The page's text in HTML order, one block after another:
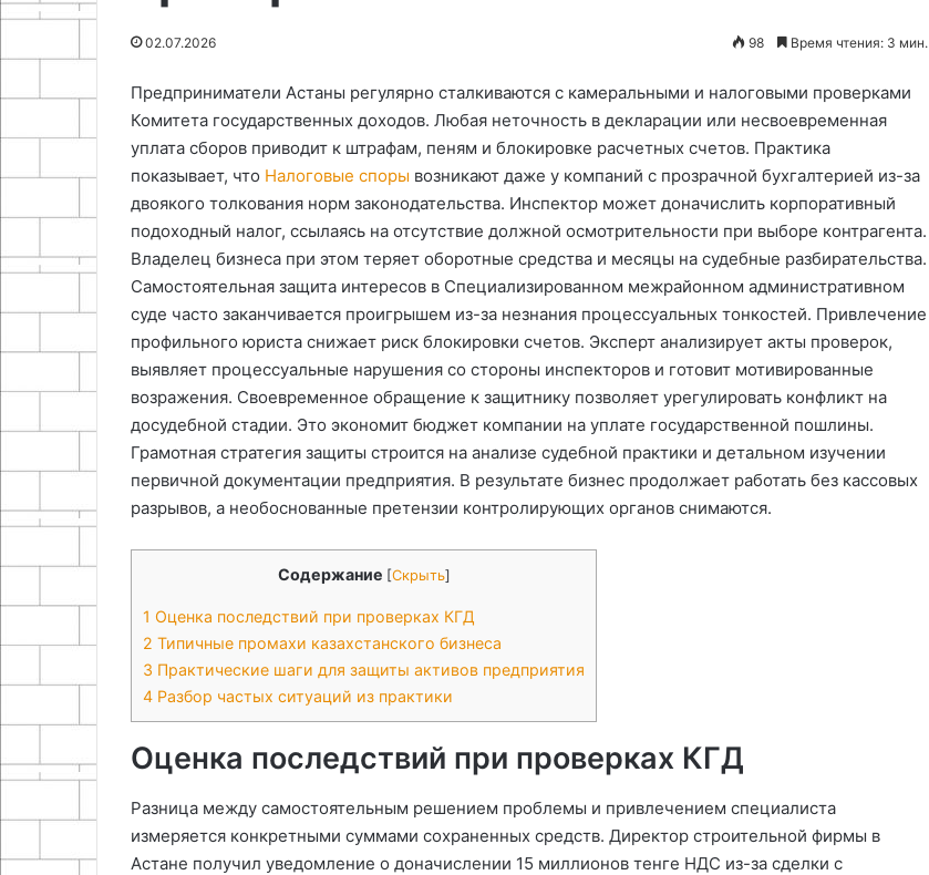
02.07.2026 98 Время чтения: 3 мин.
Предприниматели Астаны регулярно сталкиваются с камеральными и налоговыми проверками
Комитета государственных доходов. Любая неточность в декларации или несвоевременная
уплата сборов приводит к штрафам, пеням и блокировке расчетных счетов. Практика
показывает, что Налоговые споры возникают даже у компаний с прозрачной бухгалтерией из-за
двоякого толкования норм законодательства. Инспектор может доначислить корпоративный
подоходный налог, ссылаясь на отсутствие должной осмотрительности при выборе контрагента.
Владелец бизнеса при этом теряет оборотные средства и месяцы на судебные разбирательства.
Самостоятельная защита интересов в Специализированном межрайонном административном
суде часто заканчивается проигрышем из-за незнания процессуальных тонкостей. Привлечение
профильного юриста снижает риск блокировки счетов. Эксперт анализирует акты проверок,
выявляет процессуальные нарушения со стороны инспекторов и готовит мотивированные
возражения. Своевременное обращение к защитнику позволяет урегулировать конфликт на
досудебной стадии. Это экономит бюджет компании на уплате государственной пошлины.
Грамотная стратегия защиты строится на анализе судебной практики и детальном изучении
первичной документации предприятия. В результате бизнес продолжает работать без кассовых
разрывов, а необоснованные претензии контролирующих органов снимаются.
Содержание [Скрыть]
1 Оценка последствий при проверках КГД
2 Типичные промахи казахстанского бизнеса
3 Практические шаги для защиты активов предприятия
4 Разбор частых ситуаций из практики
Оценка последствий при проверках КГД
Разница между самостоятельным решением проблемы и привлечением специалиста
измеряется конкретными суммами сохраненных средств. Директор строительной фирмы в
Астане получил уведомление о доначислении 15 миллионов тенге НДС из-за сделки с
Как сделать геймпад для ретро
гейминга на компьютер
для мебели и дерева
25.06.2024
поплавок